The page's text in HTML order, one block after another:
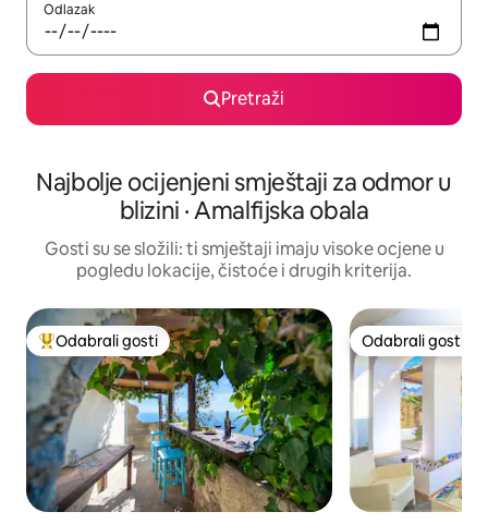
Odlazak
Pretraži
Najbolje ocijenjeni smještaji za odmor u
blizini · Amalfijska obala
Gosti su se složili: ti smještaji imaju visoke ocjene u
pogledu lokacije, čistoće i drugih kriterija.
Među najviše rangiranima s oznakom „Odabrali gosti”
Odabrali gosti Odabrali gosti
Odabrali gosti